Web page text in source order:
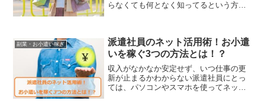
経由を比較！ポイ活ライフ
【DODA(デューダ)】は非公開求人多数！
口コミや評判は？